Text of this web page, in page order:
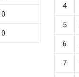
0
0
4
5
6
7